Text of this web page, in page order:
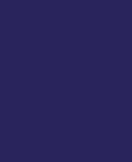
dans un